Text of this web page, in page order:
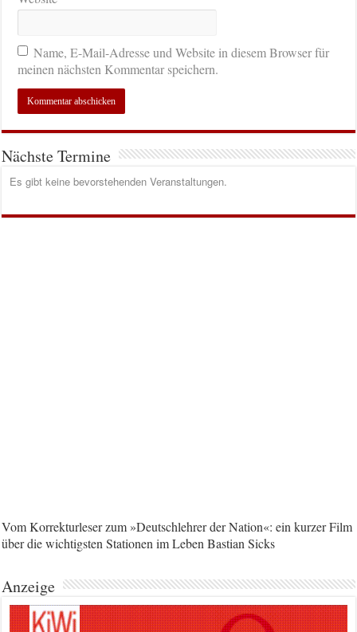
Name, E-Mail-Adresse und Website in diesem Browser für
meinen nächsten Kommentar speichern.
Nächste Termine
Es gibt keine bevorstehenden Veranstaltungen.
Vom Korrekturleser zum »Deutschlehrer der Nation«: ein kurzer Film
über die wichtigsten Stationen im Leben Bastian Sicks
Anzeige